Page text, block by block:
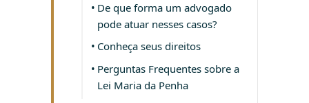
De que forma um advogado
pode atuar nesses casos?
Conheça seus direitos
Perguntas Frequentes sobre a
Lei Maria da Penha